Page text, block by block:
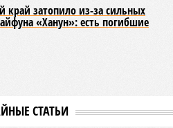
край затопило из-за сильных
«Ханун»: есть погибшие
СТАТЬИ